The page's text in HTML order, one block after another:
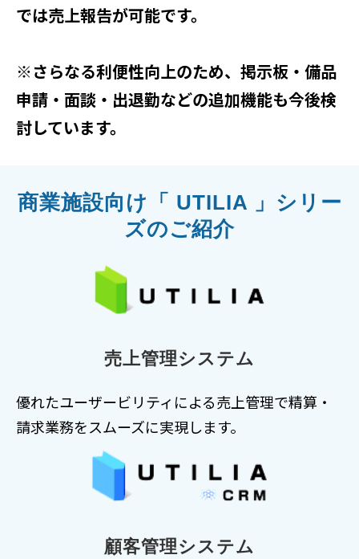
では売上報告が可能です。
※さらなる利便性向上のため、掲示板・備品
申請・面談・出退勤などの追加機能も今後検
討しています。
商業施設向け「 UTILIA 」シリー
ズのご紹介
売上管理システム
優れたユーザービリティによる売上管理で精算・
請求業務をスムーズに実現します。
顧客管理システム